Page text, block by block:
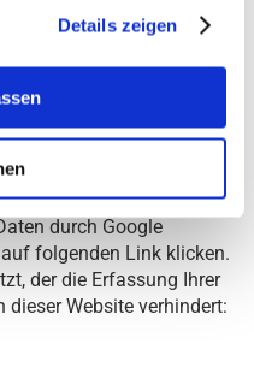
Details zeigen
verhindern, indem
gaoptout?hl=de
durch Google
folgenden Link klicken.
der die Erfassung Ihrer
Website verhindert: